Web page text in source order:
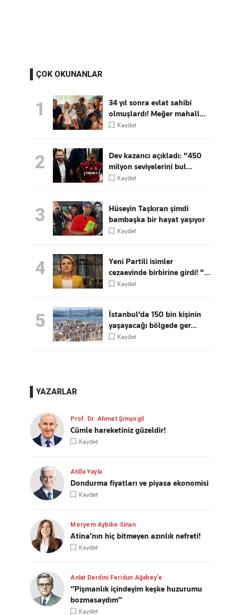
ÇOK OKUNANLAR
1
34 yıl sonra evlat sahibi
olmuşlardı! Meğer mahall...
Kaydet
2
Dev kazancı açıkladı: "450
milyon seviyelerini bul...
Kaydet
3
Hüseyin Taşkıran şimdi
bambaşka bir hayat yaşıyor
Kaydet
4
Yeni Partili isimler
cezaevinde birbirine girdi! "...
Kaydet
5
İstanbul'da 150 bin kişinin
yaşayacağı bölgede ger...
Kaydet
YAZARLAR
Prof. Dr. Ahmet Şimşirgil
Cümle hareketiniz güzeldir!
Kaydet
Atilla Yayla
Dondurma fiyatları ve piyasa ekonomisi
Kaydet
Meryem Aybike Sinan
Atina’nın hiç bitmeyen azınlık nefreti!
Kaydet
Anlat Derdini Feridun Ağabey'e
“Pişmanlık içindeyim keşke huzurumu
bozmasaydım”
Kaydet